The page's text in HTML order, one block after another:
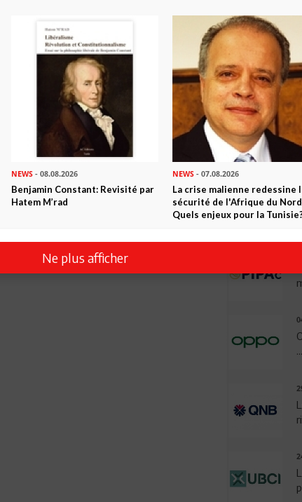
????. ???? ??? ??? ?? ?????? ??? ?????
?? ????? ??? ??? ?????. ???? ?????? ??
...
NEWS - 08.08.2026
Benjamin Constant: Revisité par
Hatem M’rad
NEWS- 07.08.2026
La crise malienne redessine
sécurité de l'Afrique du
Quels enjeux pour la
Ne plus afficher